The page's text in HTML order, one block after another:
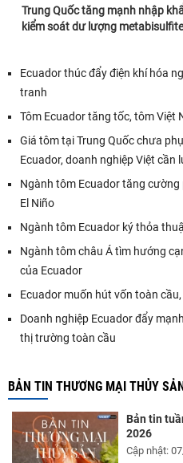
Trung Quốc tăng mạnh nhập
kiểm soát dư lượng metabisulfite
Ecuador thúc đẩy điện khí hóa
tranh
Tôm Ecuador tăng tốc, tôm Việt
Giá tôm tại Trung Quốc chưa
Ecuador, doanh nghiệp Việt cần
Ngành tôm Ecuador tăng
El Niño
Ngành tôm Ecuador ký thỏa
Ngành tôm châu Á tìm hướng
của Ecuador
Ecuador muốn hút vốn toàn
Doanh nghiệp Ecuador đẩy
thị trường toàn cầu
BẢN TIN THƯƠNG MẠI THỦY
Bản tin
2026
Cập nhật: